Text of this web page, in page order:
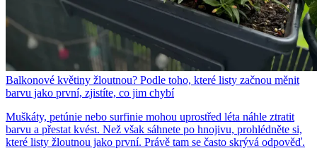
Balkonové květiny žloutnou? Podle toho, které listy začnou měnit
barvu jako první, zjistíte, co jim chybí
Muškáty, petúnie nebo surfinie mohou uprostřed léta náhle ztratit
barvu a přestat kvést. Než však sáhnete po hnojivu, prohlédněte si,
které listy žloutnou jako první. Právě tam se často skrývá odpověď.